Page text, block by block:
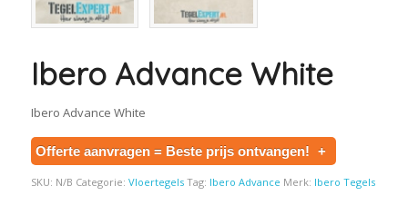
Ibero Advance White
Ibero Advance White
Offerte aanvragen = Beste prijs ontvangen! +
SKU: N/B Categorie: Vloertegels Tag: Ibero Advance Merk: Ibero Tegels